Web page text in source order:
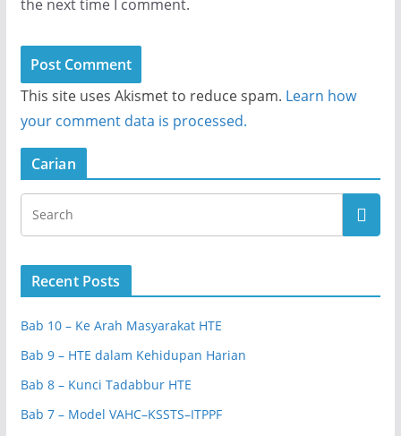
the next time I comment.
This site uses Akismet to reduce spam. Learn how
your comment data is processed.
Carian
Recent Posts
Bab 10 – Ke Arah Masyarakat HTE
Bab 9 – HTE dalam Kehidupan Harian
Bab 8 – Kunci Tadabbur HTE
Bab 7 – Model VAHC–KSSTS–ITPPF